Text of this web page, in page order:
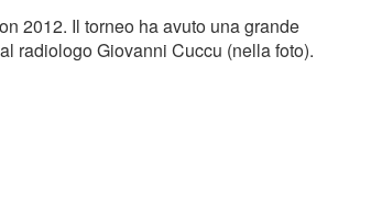
2012. Il torneo ha avuto una grande
radiologo Giovanni Cuccu (nella foto).